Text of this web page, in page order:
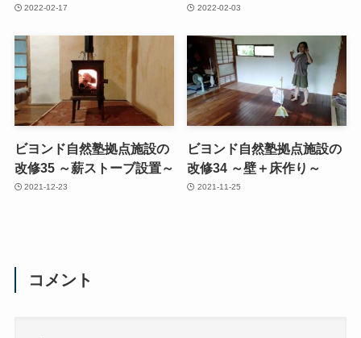
2022-02-17 2022-02-03
ビヨンド自然塾拠点施設の
改修35 ～薪ストーブ設置～
2021-12-23
ビヨンド自然塾拠点施設の
改修34 ～壁＋床作り～
2021-11-25
コメント